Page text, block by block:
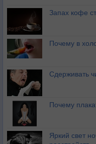
Запах кофе
Почему в
Сдерживать
Почему
Яркий свет